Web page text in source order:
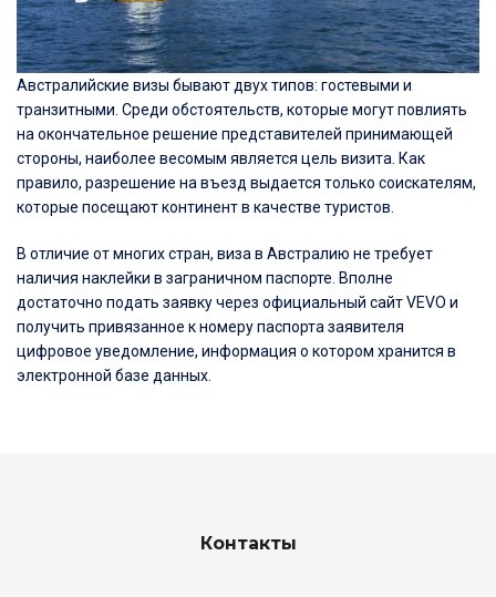
Австралийские визы бывают двух типов: гостевыми и
транзитными. Среди обстоятельств, которые могут повлиять
на окончательное решение представителей принимающей
стороны, наиболее весомым является цель визита. Как
правило, разрешение на въезд выдается только соискателям,
которые посещают континент в качестве туристов.
В отличие от многих стран, виза в Австралию не требует
наличия наклейки в заграничном паспорте. Вполне
достаточно подать заявку через официальный сайт VEVO и
получить привязанное к номеру паспорта заявителя
цифровое уведомление, информация о котором хранится в
электронной базе данных.
Контакты